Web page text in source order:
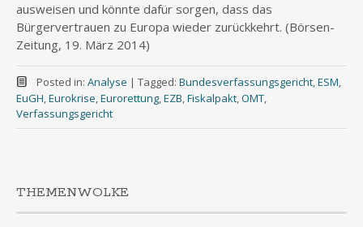
ausweisen und könnte dafür sorgen, dass das
Bürgervertrauen zu Europa wieder zurückkehrt. (Börsen-
Zeitung, 19. März 2014)
Posted in: Analyse | Tagged: Bundesverfassungsgericht,ESM,
EuGH,Eurokrise,Eurorettung,EZB,Fiskalpakt,OMT,
Verfassungsgericht
THEMENWOLKE